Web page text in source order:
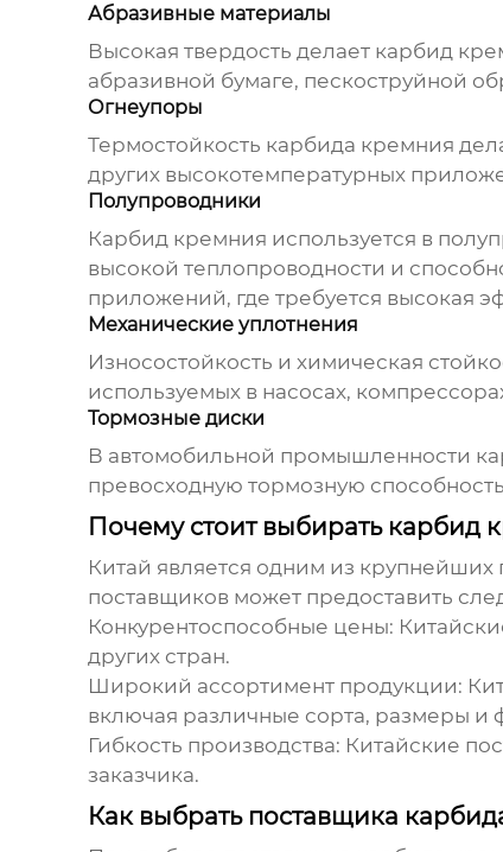
Абразивные материалы
Высокая твердость делает карбид
абразивной бумаге, пескоструйной
Огнеупоры
Термостойкость карбида кремния
других высокотемпературных
Полупроводники
Карбид кремния используется в
высокой теплопроводности и
приложений, где требуется высокая
Механические уплотнения
Износостойкость и химическая
используемых в насосах,
Тормозные диски
В автомобильной промышленности
превосходную тормозную
Почему стоит выбирать карбид
Китай является одним из крупнейших
поставщиков может предоставить
Конкурентоспособные цены:
других стран.
Широкий ассортимент продукции:
включая различные сорта, размеры и
Гибкость производства: Китайские
заказчика.
Как выбрать поставщика